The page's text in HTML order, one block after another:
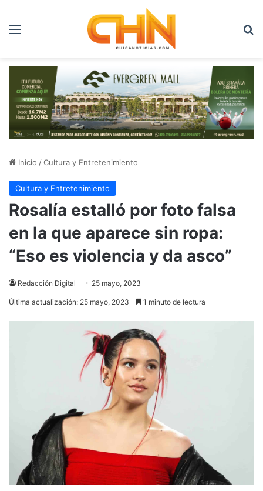
Menú
Inicio /Cultura y Entretenimiento
Cultura y Entretenimiento
Rosalía estalló por foto falsa
en la que aparece sin ropa:
“Eso es violencia y da asco”
Redacción Digital 25 mayo, 2023
Última actualización: 25 mayo, 2023 1 minuto de lectura